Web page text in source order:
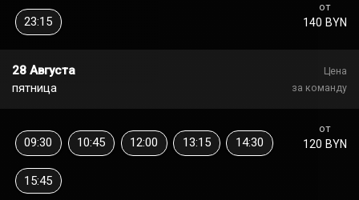
от
140 BYN
23:15
28 Августа
пятница
Цена
за команду
от
120 BYN
09:30 10:45 12:00 13:15 14:30
15:45